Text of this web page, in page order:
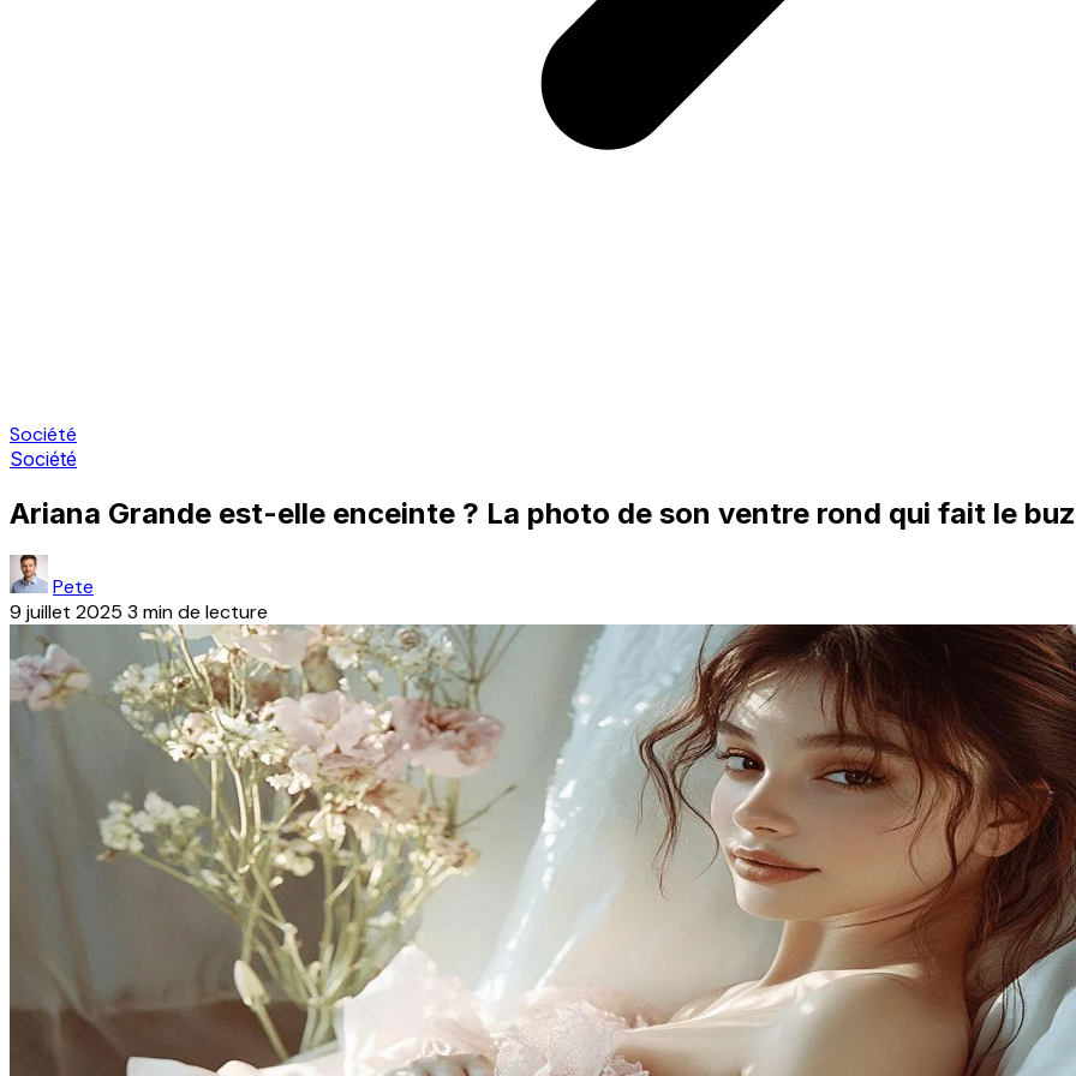
Société
Société
Ariana Grande est-elle enceinte ? La photo de son ventre rond qui fait le
Pete
9 juillet 2025 3 min de lecture